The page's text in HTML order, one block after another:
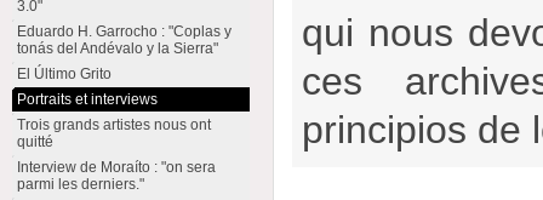
qui nous
ces
principios
3.0"
Eduardo H. Garrocho : "Coplas y
tonás del Andévalo y la Sierra"
El Último Grito
Portraits et interviews
Trois grands artistes nous ont
quitté
Interview de Moraíto : "on sera
parmi les derniers."